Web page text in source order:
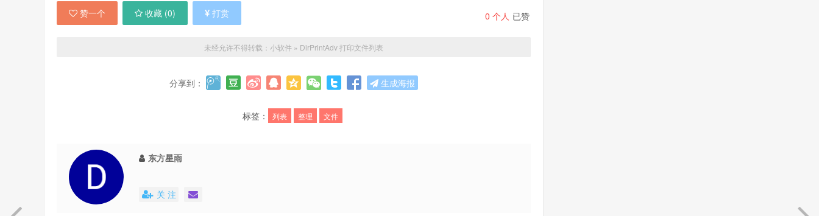
0 个人 已赞
赞一个 收藏 (0) 打赏
未经允许不得转载： 小软件 » DirPrintAdv 打印文件列表
分享到： 生成海报
标签： 列表 整理 文件
东方星雨
关 注